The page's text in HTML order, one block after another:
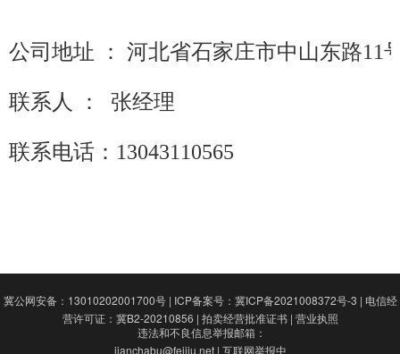
聚循环
帮助中心
公司地址 ： 河北省石家庄市中山东路11
联系人 ： 张经理
联系电话：13043110565
冀公网安备：13010202001700号 | ICP备案号：冀ICP备2021008372号-3 | 电信经
营许可证：冀B2-20210856 | 拍卖经营批准证书 | 营业执照​
违法和不良信息举报邮箱：
jianchabu@feiiiu.net | 互联网举报中